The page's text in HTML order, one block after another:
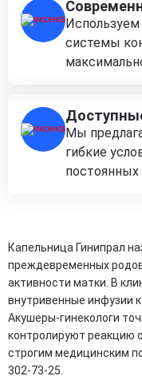
системы
Мы
гибкие
Капельница Гинипрал
преждевременных
активности матки. В
внутривенные инфузии
Акушеры-гинекологи
контролируют реакцию
строгим медицинским
302-73-25.